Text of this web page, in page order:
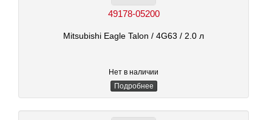
49178-05200
Mitsubishi Eagle Talon/ 4G63 / 2.0 л
Нет в наличии
Подробнее